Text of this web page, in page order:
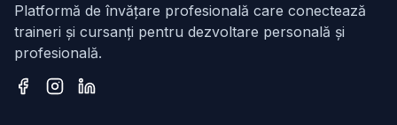
Platformă de învățare profesională care conectează
traineri și cursanți pentru dezvoltare personală și
profesională.